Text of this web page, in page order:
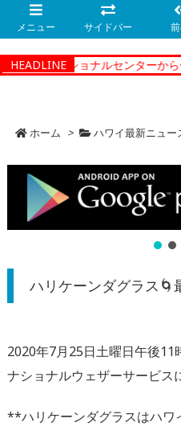
メニュー サイドバー
HEADLINE
ーコレクショナルセンターから
ホーム > ハワイ最新ニュー
ハリケーンダグラス
2020年7月25日土曜日午後11
ナショナルウェザーサービス
**ハリケーンダグラスはハワ